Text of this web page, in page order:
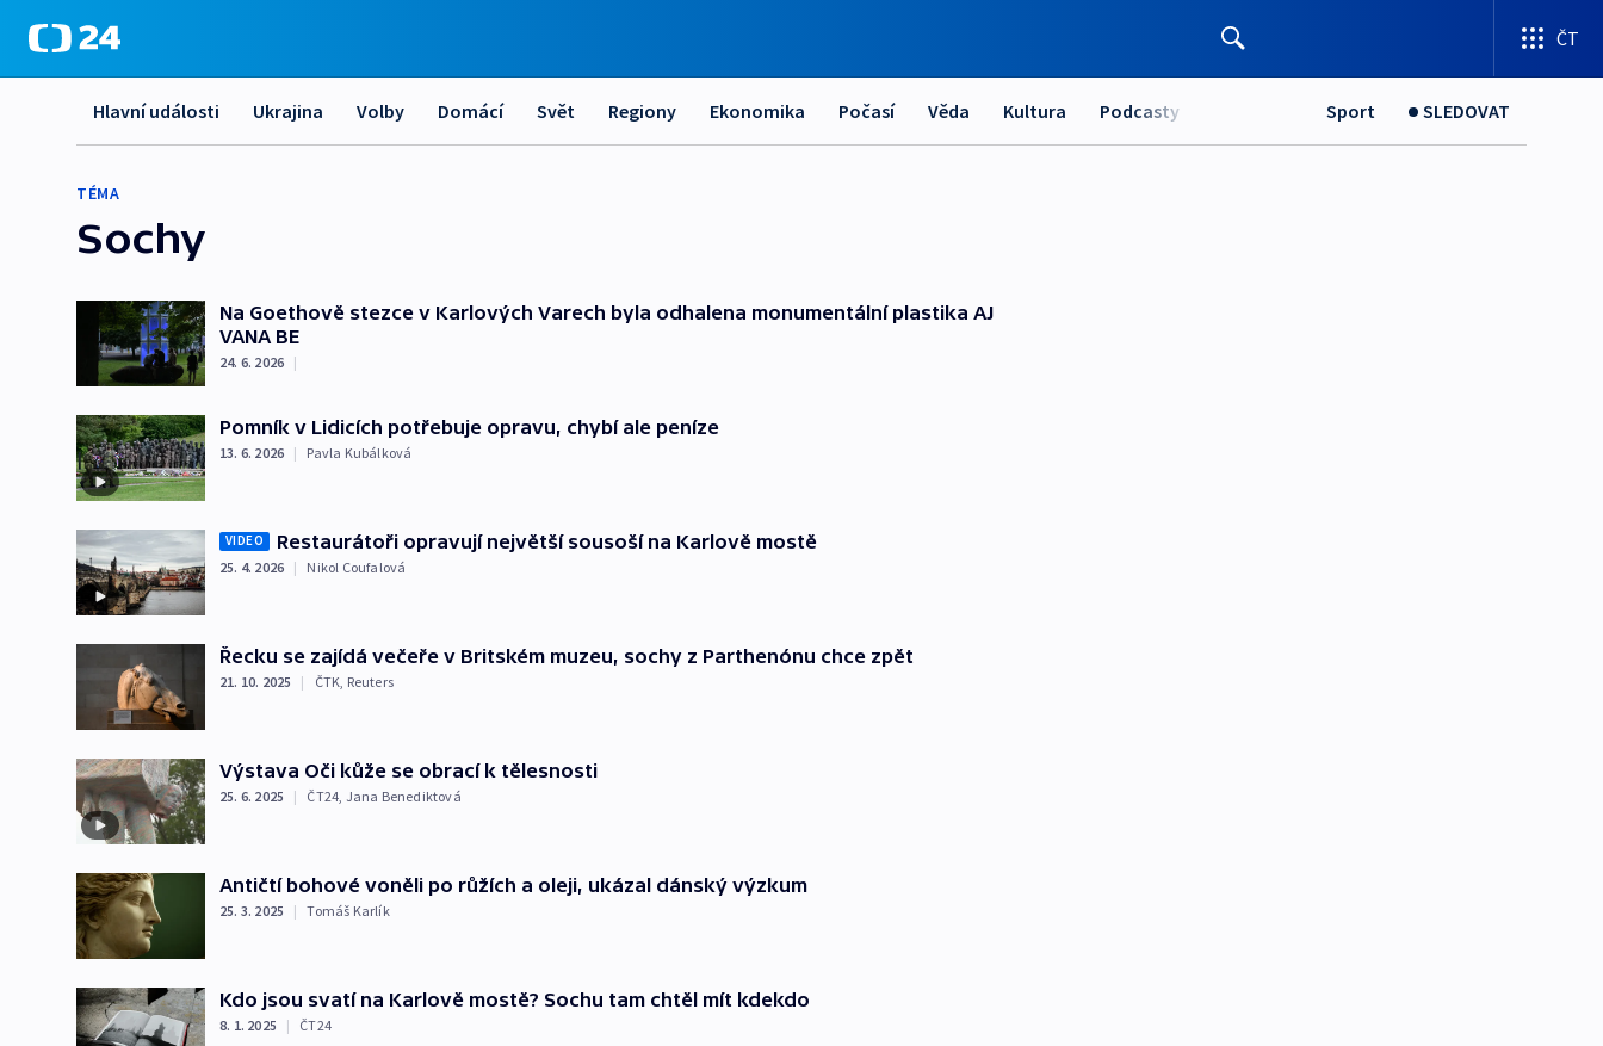
ČT
Hlavní události Ukrajina Volby Domácí Svět Regiony Ekonomika Počasí Věda Kultura Podcasty Sport SLEDOVAT
TÉMA
Sochy
Na Goethově stezce v Karlových Varech byla odhalena monumentální plastika AJ
VANA BE
24. 6. 2026 |
Pomník v Lidicích potřebuje opravu, chybí ale peníze
13. 6. 2026 | Pavla Kubálková
VIDEO Restaurátoři opravují největší sousoší na Karlově mostě
25. 4. 2026 | Nikol Coufalová
Řecku se zajídá večeře v Britském muzeu, sochy z Parthenónu chce zpět
21. 10. 2025 | ČTK Reuters
Výstava Oči kůže se obrací k tělesnosti
25. 6. 2025 | ČT24 Jana Benediktová
Antičtí bohové voněli po růžích a oleji, ukázal dánský výzkum
25. 3. 2025 | Tomáš Karlík
Kdo jsou svatí na Karlově mostě? Sochu tam chtěl mít kdekdo
8. 1. 2025 | ČT24